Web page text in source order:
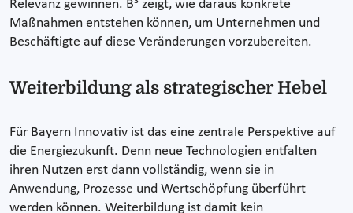
Relevanz gewinnen. B³ zeigt, wie daraus konkrete
Maßnahmen entstehen können, um Unternehmen und
Beschäftigte auf diese Veränderungen vorzubereiten.
Weiterbildung als strategischer Hebel
Für Bayern Innovativ ist das eine zentrale Perspektive auf
die Energiezukunft. Denn neue Technologien entfalten
ihren Nutzen erst dann vollständig, wenn sie in
Anwendung, Prozesse und Wertschöpfung überführt
werden können. Weiterbildung ist damit kein